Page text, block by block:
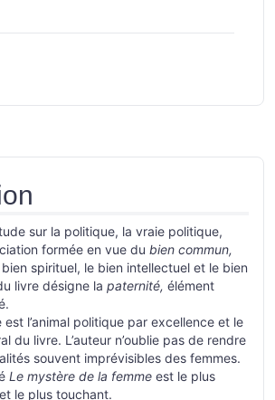
sur la politique, la vraie politique,
formée en vue du bien commun,
spirituel, le bien intellectuel et le bien
livre désigne la paternité, élément
l’animal politique par excellence et le
du livre. L’auteur n’oublie pas de rendre
souvent imprévisibles des femmes.
Le mystère de la femme est le plus
le plus touchant.